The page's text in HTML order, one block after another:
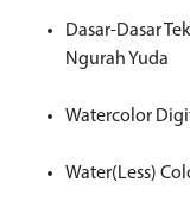
Dasar-Dasar
Ngurah Yuda
Watercolor
Water(Less)